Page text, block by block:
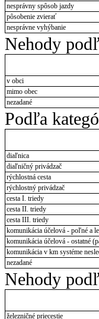
nesprávny spôsob jazdy
pôsobenie zvierať
nesprávne vyhýbanie
Nehody
v obci
mimo obec
nezadané
Podľa
diaľnica
diaľničný privádzač
rýchlostná cesta
rýchlostný privádzač
cesta I. triedy
cesta II. triedy
cesta III. triedy
komunikácia účelová - poľné a
komunikácia účelová - ostatné
komunikácia v km systéme
nezadané
Nehody
železničné priecestie